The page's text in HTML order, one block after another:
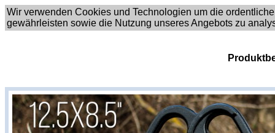
Wir verwenden Cookies und Technologien um die
gewährleisten sowie die Nutzung unseres Angebots zu